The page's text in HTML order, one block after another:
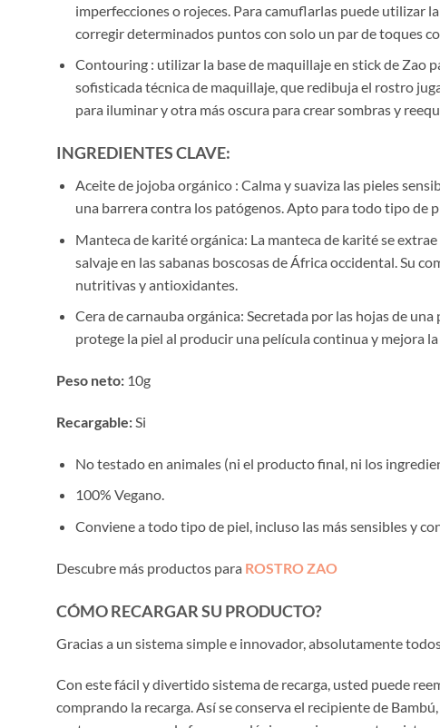
imperfecciones o rojeces. Para camuflarlas puede utilizar
corregir determinados puntos con solo un par de toques
Contouring : utilizar la base de maquillaje en stick de Zao
sofisticada técnica de maquillaje, que redibuja el rostro
para iluminar y otra más oscura para crear sombras y
INGREDIENTES CLAVE:
Aceite de jojoba orgánico : Calma y suaviza las pieles
una barrera contra los patógenos. Apto para todo tipo de
Manteca de karité orgánica: La manteca de karité se
salvaje en las sabanas boscosas de África occidental. Su
nutritivas y antioxidantes.
Cera de carnauba orgánica: Secretada por las hojas de
protege la piel al producir una película continua y mejora
Peso neto: 10g
Recargable:Si
No testado en animales (ni el producto final, ni los
100% Vegano.
Conviene a todo tipo de piel, incluso las más sensibles y
Descubre más productos para ROSTRO ZAO
CÓMO RECARGAR SU PRODUCTO?
Gracias a un sistema simple e innovador, absolutamente
Con este fácil y divertido sistema de recarga, usted puede
comprando la recarga. Así se conserva el recipiente de